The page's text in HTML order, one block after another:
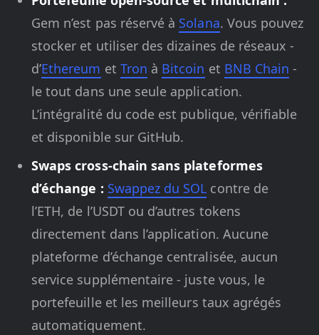
Gem n’est pas réservé à Solana. Vous pouvez
stocker et utiliser des dizaines de réseaux -
d’Ethereum et Tron à Bitcoin et BNB Chain -
le tout dans une seule application.
L’intégralité du code est publique, vérifiable
et disponible sur GitHub.
Swaps cross-chain sans plateformes
d’échange : Swappez du SOL contre de
l’ETH, de l’USDT ou d’autres tokens
directement dans l’application. Aucune
plateforme d’échange centralisée, aucun
service supplémentaire - juste vous, le
portefeuille et les meilleurs taux agrégés
automatiquement.